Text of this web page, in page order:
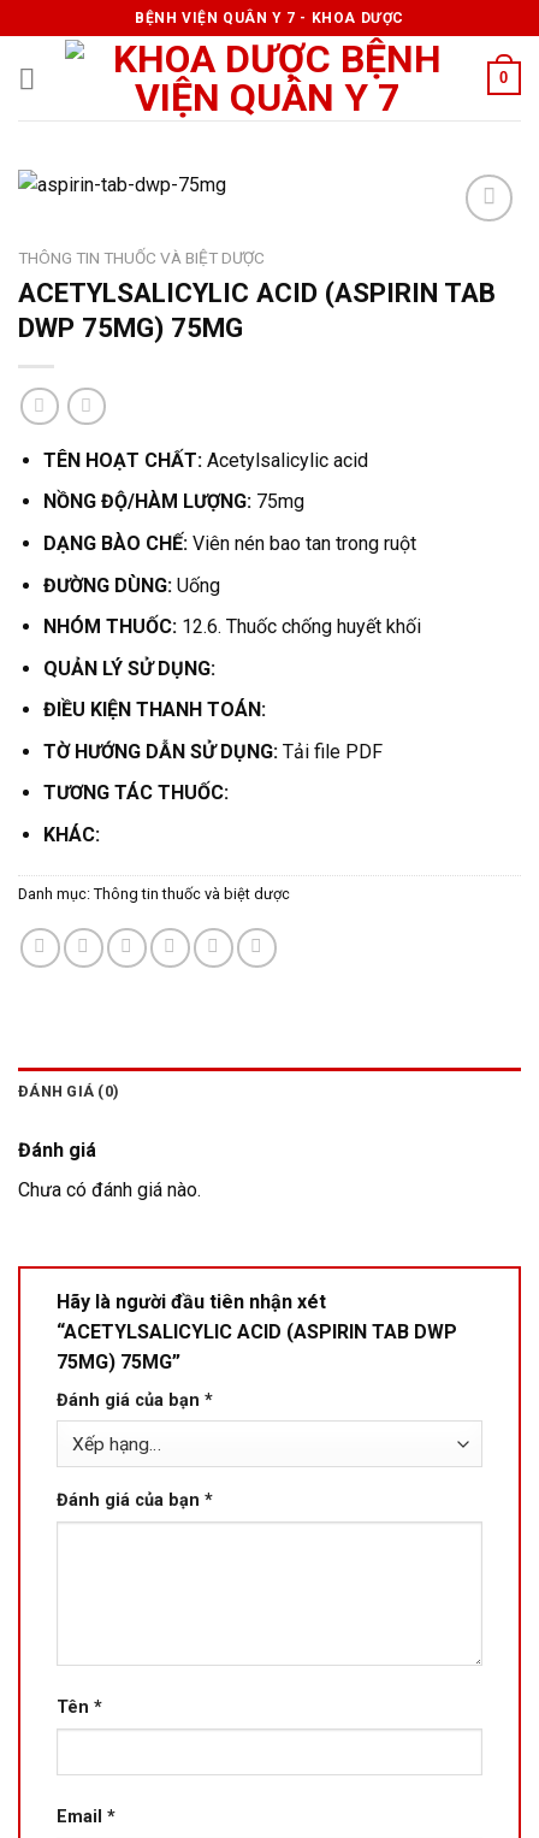
to
content
BỆNH VIỆN QUÂN Y 7 - KHOA DƯỢC
0
THÔNG TIN THUỐC VÀ BIỆT DƯỢC
ACETYLSALICYLIC ACID (ASPIRIN TAB
DWP 75MG) 75MG
TÊN HOẠT CHẤT:Acetylsalicylic acid
NỒNG ĐỘ/HÀM LƯỢNG:75mg
DẠNG BÀO CHẾ:Viên nén bao tan trong ruột
ĐƯỜNG DÙNG:Uống
NHÓM THUỐC:12.6. Thuốc chống huyết khối
QUẢN LÝ SỬ DỤNG:
ĐIỀU KIỆN THANH TOÁN:
TỜ HƯỚNG DẪN SỬ DỤNG: Tải file PDF
TƯƠNG TÁC THUỐC:
KHÁC:
Danh mục: Thông tin thuốc và biệt dược
ĐÁNH GIÁ (0)
Đánh giá
Chưa có đánh giá nào.
Hãy là người đầu tiên nhận xét
“ACETYLSALICYLIC ACID (ASPIRIN TAB DWP
75MG) 75MG”
Đánh giá của bạn *
Đánh giá của bạn *
Tên *
Email *